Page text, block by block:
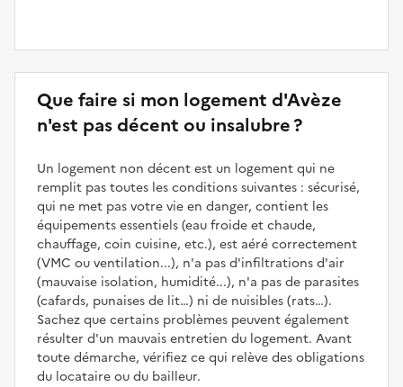
Que faire si mon logement d'Avèze
n'est pas décent ou insalubre ?
Un logement non décent est un logement qui ne
remplit pas toutes les conditions suivantes : sécurisé,
qui ne met pas votre vie en danger, contient les
équipements essentiels (eau froide et chaude,
chauffage, coin cuisine, etc.), est aéré correctement
(VMC ou ventilation...), n'a pas d'infiltrations d'air
(mauvaise isolation, humidité...), n'a pas de parasites
(cafards, punaises de lit…) ni de nuisibles (rats…).
Sachez que certains problèmes peuvent également
résulter d'un mauvais entretien du logement. Avant
toute démarche, vérifiez ce qui relève des obligations
du locataire ou du bailleur.